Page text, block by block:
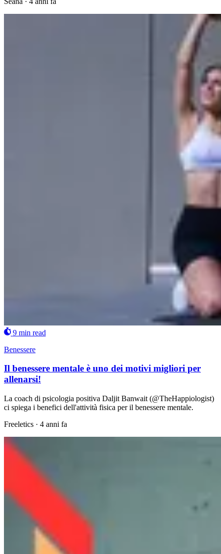
9 min read
Benessere
Il benessere mentale è uno dei motivi migliori per
allenarsi!
La coach di psicologia positiva Daljit Banwait (@TheHappiologist)
ci spiega i benefici dell'attività fisica per il benessere mentale.
Freeletics · 4 anni fa